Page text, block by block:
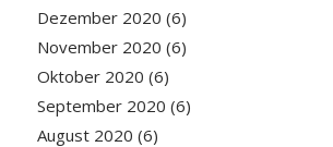
Dezember 2020 (6)
November 2020 (6)
Oktober 2020 (6)
September 2020 (6)
August 2020 (6)